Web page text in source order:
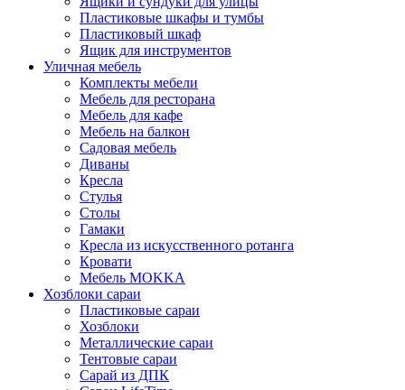
Пластиковые шкафы и тумбы
Пластиковый шкаф
Ящик для инструментов
Уличная мебель
Комплекты мебели
Мебель для ресторана
Мебель для кафе
Мебель на балкон
Садовая мебель
Диваны
Кресла
Стулья
Столы
Гамаки
Кресла из искусственного ротанга
Кровати
Мебель MOKKA
Хозблоки сараи
Пластиковые сараи
Хозблоки
Металлические сараи
Тентовые сараи
Сарай из ДПК